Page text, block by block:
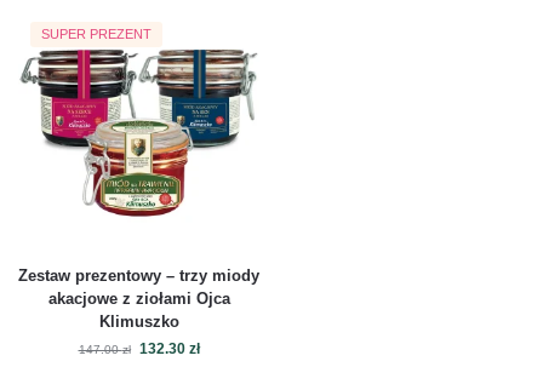
SUPER PREZENT
Zestaw prezentowy – trzy miody
akacjowe z ziołami Ojca
Klimuszko
147.00zł 132.30 zł